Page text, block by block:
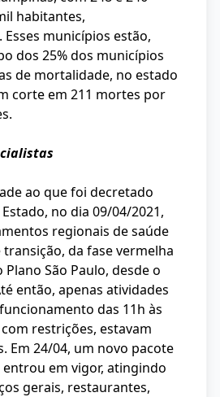
habitantes,
municípios estão,
dos 25% dos municípios
de mortalidade, no estado
corte em 211 mortes por
ao que foi decretado
no dia 09/04/2021,
regionais de saúde
da fase vermelha
São Paulo, desde o
então, apenas atividades
das 11h às
restrições, estavam
Em 24/04, um novo pacote
em vigor, atingindo
gerais, restaurantes,